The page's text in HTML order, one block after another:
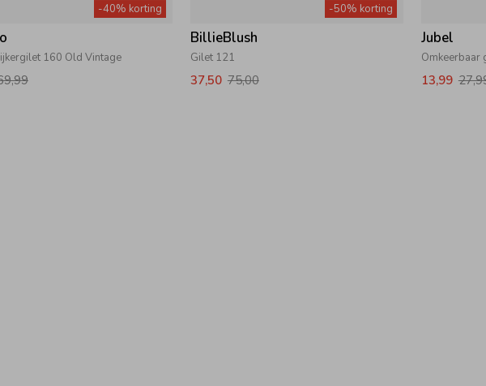
-40% korting
160 Old Vintage
-50% korting
BillieBlush
Gilet 121
37,50 75,00
Jubel
Omkeerbaar
13,99